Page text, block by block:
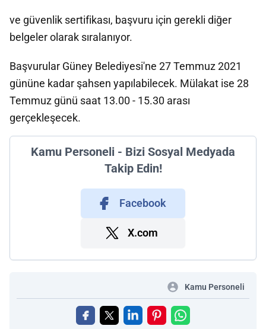
ve güvenlik sertifikası, başvuru için gerekli diğer
belgeler olarak sıralanıyor.
Başvurular Güney Belediyesi'ne 27 Temmuz 2021
gününe kadar şahsen yapılabilecek. Mülakat ise 28
Temmuz günü saat 13.00 - 15.30 arası
gerçekleşecek.
Kamu Personeli - Bizi Sosyal Medyada
Takip Edin!
Facebook
X.com
Kamu Personeli